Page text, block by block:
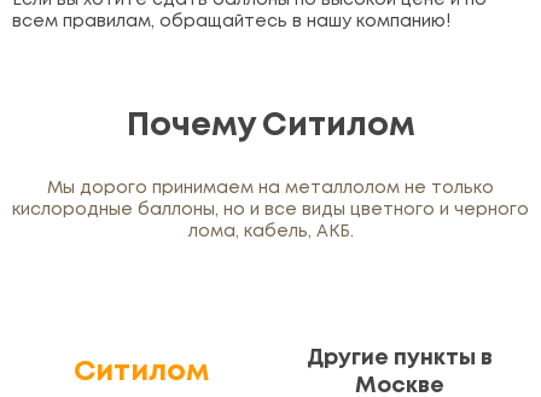
всем правилам, обращайтесь в нашу компанию!
Почему Ситилом
Мы дорого принимаем на металлолом не только
кислородные баллоны, но и все виды цветного и черного
лома, кабель, АКБ.
Ситилом
Другие пункты в
Москве